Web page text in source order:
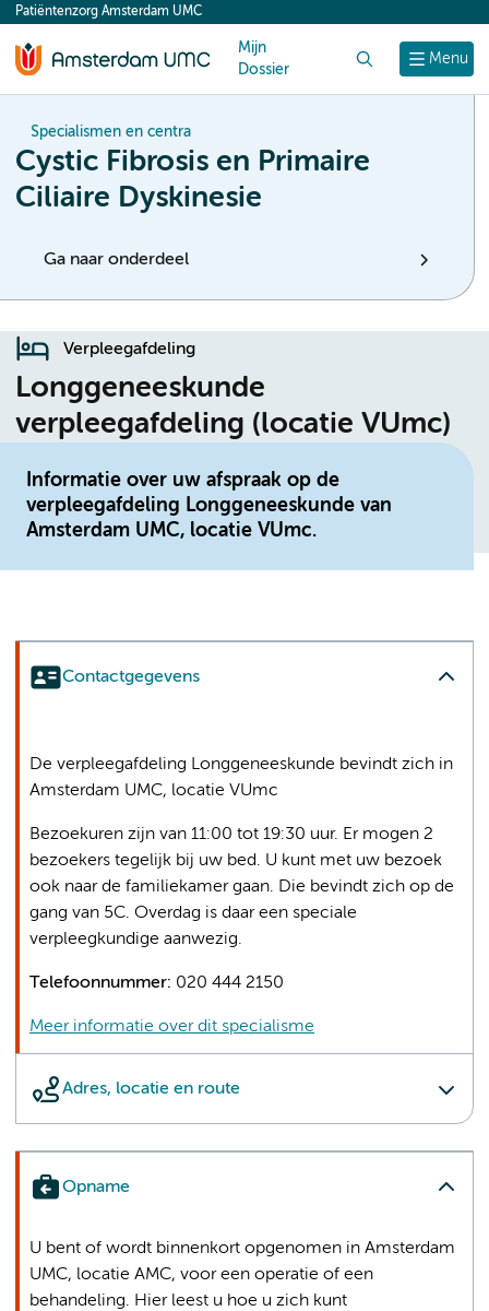
content
Menu
Patiëntenzorg Amsterdam UMC
Mijn
Dossier
Specialismen en centra
Cystic Fibrosis en Primaire
Ciliaire Dyskinesie
Ga naar onderdeel
Verpleegafdeling
Longgeneeskunde
verpleegafdeling (locatie VUmc)
Informatie over uw afspraak op de
verpleegafdeling Longgeneeskunde van
Amsterdam UMC, locatie VUmc.
Contactgegevens
Adres, locatie en route
De verpleegafdeling Longgeneeskunde bevindt zich in
Amsterdam UMC, locatie VUmc
Bezoekuren zijn van 11:00 tot 19:30 uur. Er mogen 2
bezoekers tegelijk bij uw bed. U kunt met uw bezoek
ook naar de familiekamer gaan. Die bevindt zich op de
gang van 5C. Overdag is daar een speciale
verpleegkundige aanwezig.
Telefoonnummer: 020 444 2150
Meer informatie over dit specialisme
Opname
U bent of wordt binnenkort opgenomen in Amsterdam
UMC, locatie AMC, voor een operatie of een
behandeling. Hier leest u hoe u zich kunt